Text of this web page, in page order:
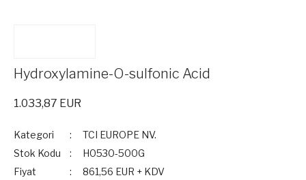
Hydroxylamine-O-sulfonic Acid
1.033,87 EUR
Kategori
TCI EUROPE NV.
Stok Kodu
H0530-500G
Fiyat
861,56 EUR + KDV